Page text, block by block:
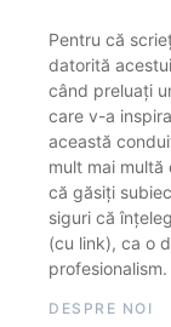
Pentru că
datorită
când preluați
care v-a
această
mult mai
că găsiți
siguri că
(cu link), ca o
DESPRE NOI